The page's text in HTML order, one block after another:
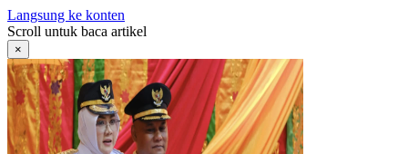
Langsung ke konten
Scroll untuk baca artikel
×